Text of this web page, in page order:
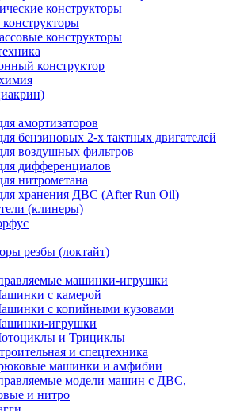
конструкторы
конструкторы
конструктор
амортизаторов
бензиновых 2-х тактных двигателей
воздушных фильтров
дифференциалов
нитрометана
хранения ДВС (After Run Oil)
(клинеры)
резбы (локтайт)
машинки-игрушки
с камерой
с копийными кузовами
игрушки
и Трициклы
и спецтехника
машинки и амфибии
модели машин с ДВС,
и нитро